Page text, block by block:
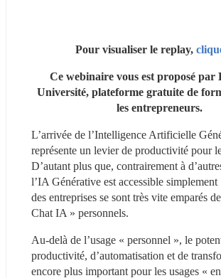
Pour visualiser le replay,
Ce webinaire vous est proposé par
Université, plateforme gratuite de
les entrepreneurs.
L’arrivée de l’Intelligence Artificielle
représente un levier de productivité pour
D’autant plus que, contrairement à
l’IA Générative est accessible simplement
des entreprises se sont très vite emparés
Chat IA » personnels.
Au-delà de l’usage « personnel », le
productivité, d’automatisation et de
encore plus important pour les usages «